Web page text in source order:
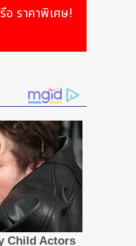
อ ราคาพิเศษ!